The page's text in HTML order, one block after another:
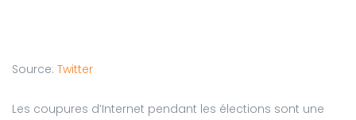
Source: Twitter
Les coupures d’Internet pendant les élections sont une